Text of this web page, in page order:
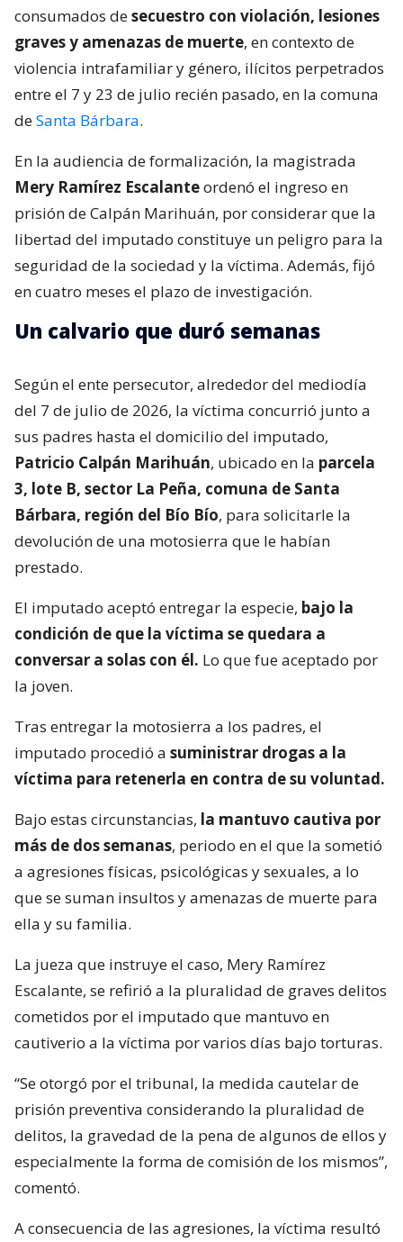
consumados desecuestro con violación, lesiones
graves y amenazas de muerte, en contexto de
violencia intrafamiliar y género, ilícitos perpetrados
entre el 7 y 23 de julio recién pasado, en la comuna
deSanta Bárbara.
En la audiencia de formalización, la magistrada
Mery Ramírez Escalanteordenó el ingreso en
prisión de Calpán Marihuán, por considerar que la
libertad del imputado constituye un peligro para la
seguridad de la sociedad y la víctima. Además, fijó
en cuatro meses el plazo de investigación.
Un calvario que duró semanas
Según el ente persecutor, alrededor del mediodía
del 7 de julio de 2026, la víctima concurrió junto a
sus padres hasta el domicilio del imputado,
Patricio Calpán Marihuán, ubicado en la parcela
3, lote B, sector La Peña, comuna de Santa
Bárbara, región del Bío Bío, para solicitarle la
devolución de una motosierra que le habían
prestado.
El imputado aceptó entregar la especie, bajo la
condición de que la víctima se quedara a
conversar a solas con él. Lo que fue aceptado por
la joven.
Tras entregar la motosierra a los padres, el
imputado procedió a suministrar drogas a la
víctima para retenerla en contra de su voluntad.
Bajo estas circunstancias, la mantuvo cautiva por
más de dos semanas, periodo en el que la sometió
a agresiones físicas, psicológicas y sexuales, a lo
que se suman insultos y amenazas de muerte para
ella y su familia.
La jueza que instruye el caso, Mery Ramírez
Escalante, se refirió a la pluralidad de graves delitos
cometidos por el imputado que mantuvo en
cautiverio a la víctima por varios días bajo torturas.
“Se otorgó por el tribunal, la medida cautelar de
prisión preventiva considerando la pluralidad de
delitos, la gravedad de la pena de algunos de ellos y
especialmente la forma de comisión de los mismos”,
comentó.
A consecuencia de las agresiones, la víctima resultó